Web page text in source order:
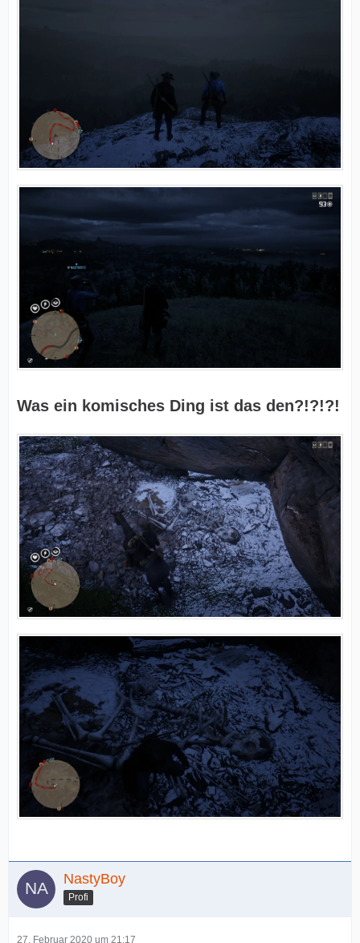
Was ein komisches Ding ist das den?!?!?!
NastyBoy
Profi
27. Februar 2020 um 21:17